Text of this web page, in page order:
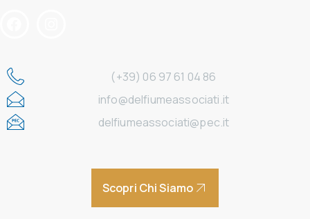
(+39) 06 97 61 04 86
info@delfiumeassociati.it
delfiumeassociati@pec.it
Scopri Chi Siamo